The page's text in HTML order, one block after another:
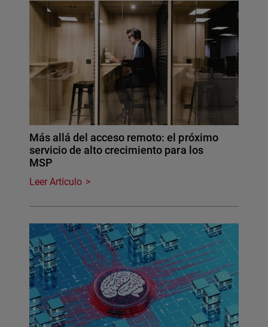
Más allá del acceso remoto: el próximo
servicio de alto crecimiento para los
MSP
Leer Artículo